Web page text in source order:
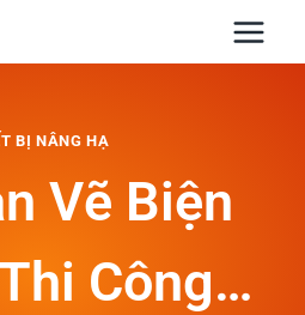
BỊ NÂNG HẠ
Vẽ Biện
Công